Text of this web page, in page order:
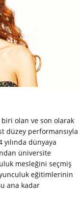
biri olan ve son olarak
düzey performansıyla
dünyaya
üniversite
mesleğini seçmiş
eğitimlerinin
ana kadar